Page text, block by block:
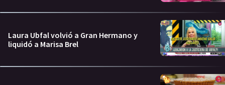
Laura Ubfal volvió a Gran Hermano y
liquidó a Marisa Brel